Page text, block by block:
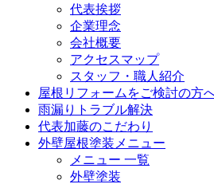
代表挨拶
企業理念
会社概要
アクセスマップ
スタッフ・職人紹介
屋根リフォームをご検討の方
雨漏りトラブル解決
代表加藤のこだわり
外壁屋根塗装メニュー
メニュー 一覧
外壁塗装